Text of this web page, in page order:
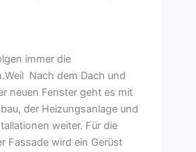
immer die
Nach dem Dach und
neuen Fenster geht es mit
der Heizungsanlage und
weiter. Für die
Fassade wird ein Gerüst